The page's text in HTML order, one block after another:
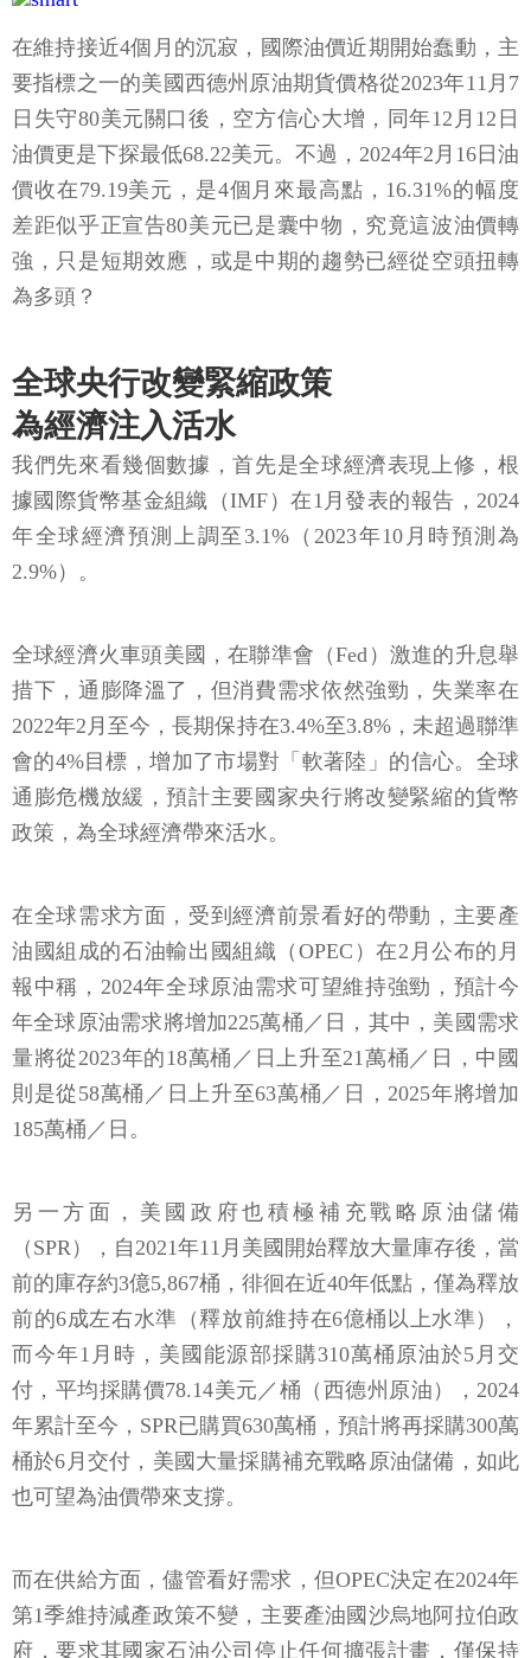
在維持接近4個月的沉寂，國際油價近期開始蠢動，主
要指標之一的美國西德州原油期貨價格從2023年11月7
日失守80美元關口後，空方信心大增，同年12月12日
油價更是下探最低68.22美元。不過，2024年2月16日油
價收在79.19美元，是4個月來最高點，16.31%的幅度
差距似乎正宣告80美元已是囊中物，究竟這波油價轉
強，只是短期效應，或是中期的趨勢已經從空頭扭轉
為多頭？
全球央行改變緊縮政策
為經濟注入活水
我們先來看幾個數據，首先是全球經濟表現上修，根
據國際貨幣基金組織（IMF）在1月發表的報告，2024
年全球經濟預測上調至3.1%（2023年10月時預測為
2.9%）。
全球經濟火車頭美國，在聯準會（Fed）激進的升息舉
措下，通膨降溫了，但消費需求依然強勁，失業率在
2022年2月至今，長期保持在3.4%至3.8%，未超過聯準
會的4%目標，增加了市場對「軟著陸」的信心。全球
通膨危機放緩，預計主要國家央行將改變緊縮的貨幣
政策，為全球經濟帶來活水。
在全球需求方面，受到經濟前景看好的帶動，主要產
油國組成的石油輸出國組織（OPEC）在2月公布的月
報中稱，2024年全球原油需求可望維持強勁，預計今
年全球原油需求將增加225萬桶／日，其中，美國需求
量將從2023年的18萬桶／日上升至21萬桶／日，中國
則是從58萬桶／日上升至63萬桶／日，2025年將增加
185萬桶／日。
另一方面，美國政府也積極補充戰略原油儲備
（SPR），自2021年11月美國開始釋放大量庫存後，當
前的庫存約3億5,867桶，徘徊在近40年低點，僅為釋放
前的6成左右水準（釋放前維持在6億桶以上水準），
而今年1月時，美國能源部採購310萬桶原油於5月交
付，平均採購價78.14美元／桶（西德州原油），2024
年累計至今，SPR已購買630萬桶，預計將再採購300萬
桶於6月交付，美國大量採購補充戰略原油儲備，如此
也可望為油價帶來支撐。
而在供給方面，儘管看好需求，但OPEC決定在2024年
第1季維持減產政策不變，主要產油國沙烏地阿拉伯政
府，要求其國家石油公司停止任何擴張計畫，僅保持